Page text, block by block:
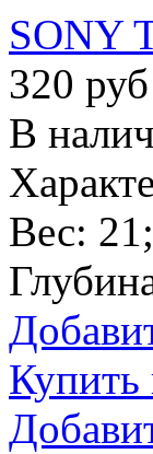
SONY
320 руб
В
Вес: 21
Купить